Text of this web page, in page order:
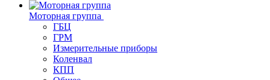
Моторная группа
ГБЦ
ГРМ
Измерительные приборы
Коленвал
КПП